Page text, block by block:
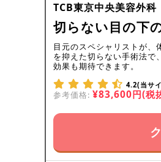
TCB東京中央美容外科
切らない目の下
目元のスペシャリストが、
を抑えた切らない手術法で
効果も期待できます。
4.2(当サ
参考価格: ¥83,600円(税